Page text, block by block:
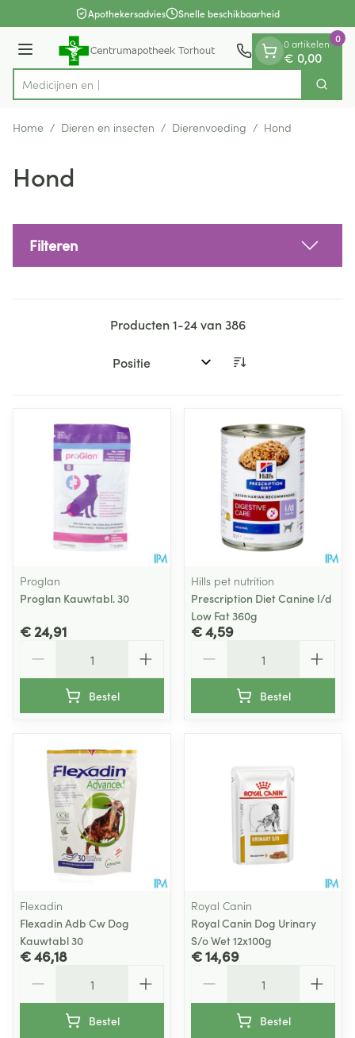
Ga naar de inhoudApothekersadvies Snelle beschikbaarheid
Menu
Product, merk, categorie...
Zoek
0 artikelen
€ 0,00
0
Home / Dieren en insecten / Dierenvoeding / Hond
Hond
Filteren
Producten1-24van386
Sorteer op:
Proglan
Proglan Kauwtabl. 30
€ 24,91
Bestel
Hills pet nutrition
Prescription Diet Canine I/d
Low Fat 360g
€ 4,59
Bestel
Flexadin
Flexadin Adb Cw Dog
Kauwtabl 30
€ 46,18
Bestel
Royal Canin
Royal Canin Dog Urinary
S/o Wet 12x100g
€ 14,69
Bestel